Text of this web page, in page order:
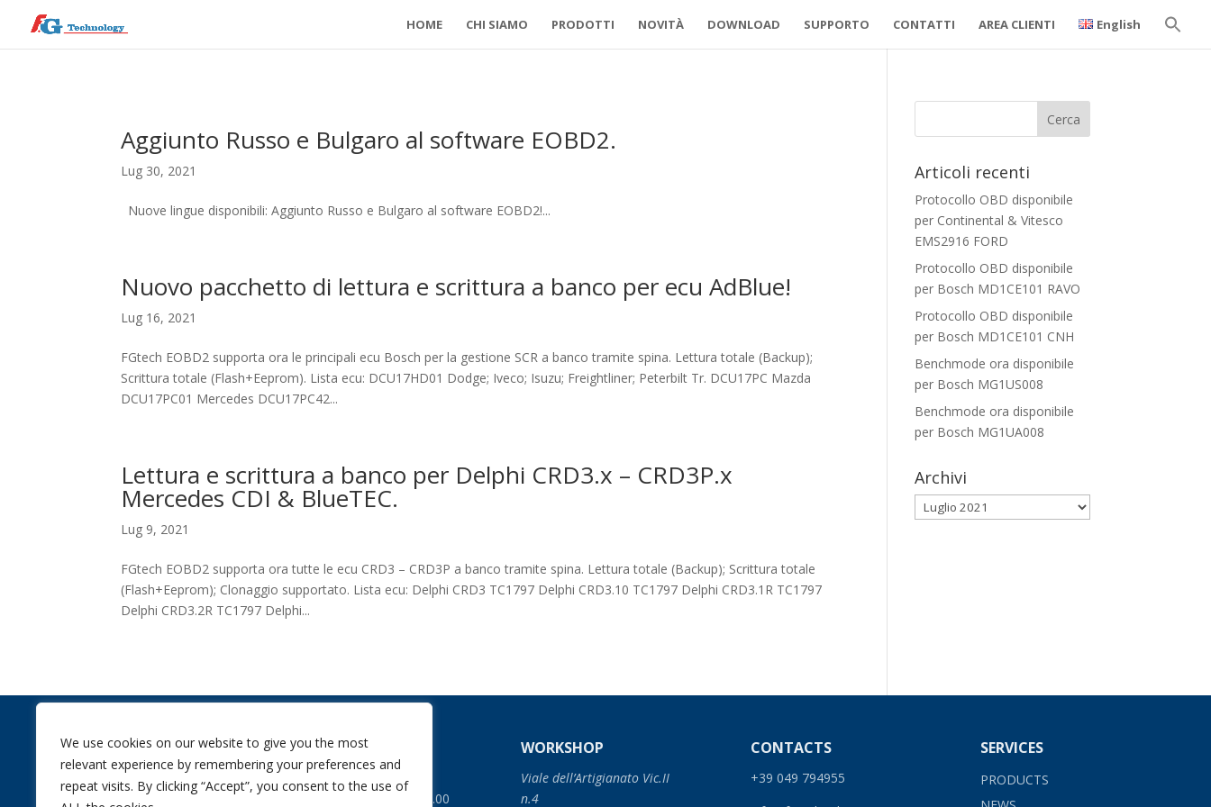
We use cookies on our website to give you the most
relevant experience by remembering your preferences and
repeat visits. By clicking “Accept”, you consent to the use of
HOME CHI SIAMO PRODOTTI NOVITÀ DOWNLOAD SUPPORTO CONTATTI AREA CLIENTI English
Aggiunto Russo e Bulgaro al software EOBD2.
Lug 30, 2021
Nuove lingue disponibili: Aggiunto Russo e Bulgaro al software EOBD2!...
Nuovo pacchetto di lettura e scrittura a banco per ecu AdBlue!
Lug 16, 2021
FGtech EOBD2 supporta ora le principali ecu Bosch per la gestione SCR a banco tramite spina. Lettura totale (Backup);
Scrittura totale (Flash+Eeprom). Lista ecu: DCU17HD01 Dodge; Iveco; Isuzu; Freightliner; Peterbilt Tr. DCU17PC Mazda
DCU17PC01 Mercedes DCU17PC42...
Lettura e scrittura a banco per Delphi CRD3.x – CRD3P.x
Mercedes CDI & BlueTEC.
Lug 9, 2021
FGtech EOBD2 supporta ora tutte le ecu CRD3 – CRD3P a banco tramite spina. Lettura totale (Backup); Scrittura totale
(Flash+Eeprom); Clonaggio supportato. Lista ecu: Delphi CRD3 TC1797 Delphi CRD3.10 TC1797 Delphi CRD3.1R TC1797
Delphi CRD3.2R TC1797 Delphi...
Articoli recenti
Protocollo OBD disponibile
per Continental & Vitesco
EMS2916 FORD
Protocollo OBD disponibile
per Bosch MD1CE101 RAVO
Protocollo OBD disponibile
per Bosch MD1CE101 CNH
Benchmode ora disponibile
per Bosch MG1US008
Benchmode ora disponibile
per Bosch MG1UA008
Archivi
Archivi
OPENING TIMES
Monday-Friday:
8.30 – 12.30 / 14.00 – 18.00
WORKSHOP
Viale dell’Artigianato Vic.II
n.4
CONTACTS
+39 049 794955
SERVICES
PRODUCTS